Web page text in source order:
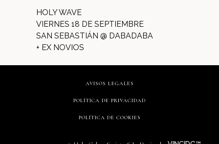
HOLY WAVE
VIERNES 18 DE SEPTIEMBRE
SAN SEBASTIÁN @ DABADABA
+ EX NOVIOS
AVISOS LEGALES
POLÍTICA DE PRIVACIDAD
POLÍTICA DE COOKIES